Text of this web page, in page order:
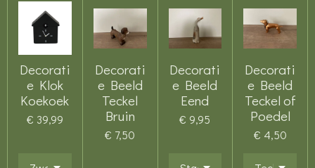
Decorati
e Klok
Koekoek
€ 39,99
Decorati
e Beeld
Teckel
Bruin
€ 7,50
Decorati
e Beeld
Eend
€ 9,95
Decorati
e Beeld
Teckel of
Poedel
€ 4,50